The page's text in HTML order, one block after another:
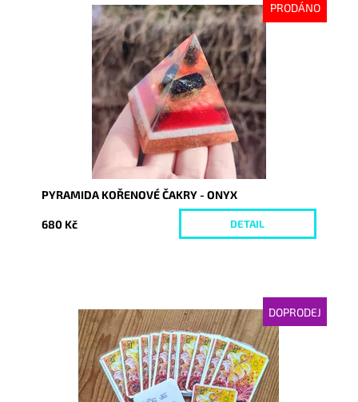
PRODÁNO
Dostupnost:
Vyprodáno
9334
PYRAMIDA KOŘENOVÉ ČAKRY - ONYX
680 Kč DETAIL
DOPRODEJ
Dostupnost:
Vyprodáno
5187